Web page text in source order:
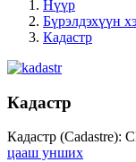
Нүүр
Бүрэлдэхүүн
Кадастр
Кадастр
Кадастр (Cadastre):
цааш унших